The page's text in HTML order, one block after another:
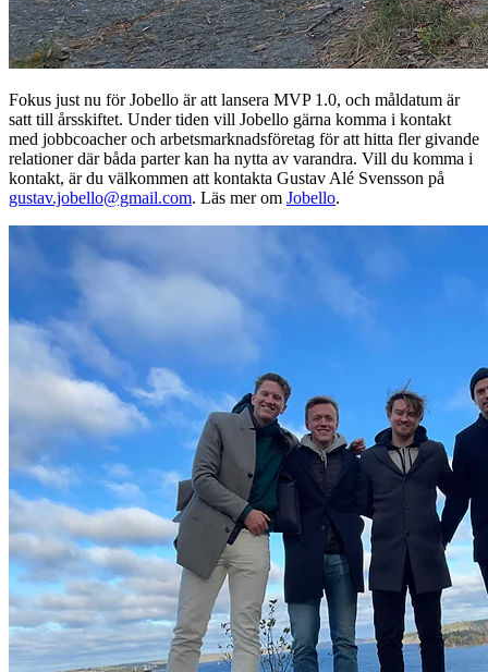
Fokus just nu för Jobello är att lansera MVP 1.0, och måldatum är
satt till årsskiftet. Under tiden vill Jobello gärna komma i kontakt
med jobbcoacher och arbetsmarknadsföretag för att hitta fler givande
relationer där båda parter kan ha nytta av varandra. Vill du komma i
kontakt, är du välkommen att kontakta Gustav Alé Svensson på
gustav.jobello@gmail.com. Läs mer om Jobello.